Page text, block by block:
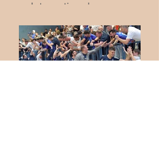
Internationaler
Deutschland trifft auf die
Schweiz